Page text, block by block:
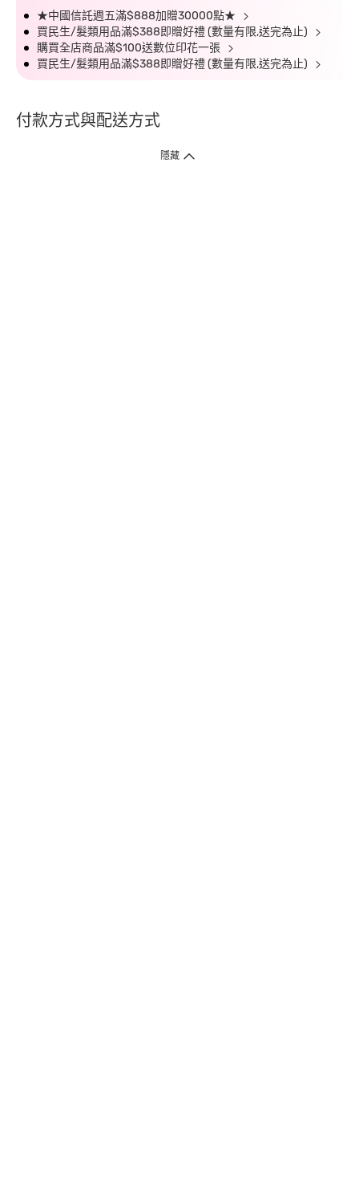
★中國信託週五滿$888加贈30000點★
買民生/髮類用品滿$388即贈好禮 (數量有限,送完為止)
購買全店商品滿$100送數位印花一張
買民生/髮類用品滿$388即贈好禮 (數量有限,送完為止)
付款方式與配送方式
隱藏